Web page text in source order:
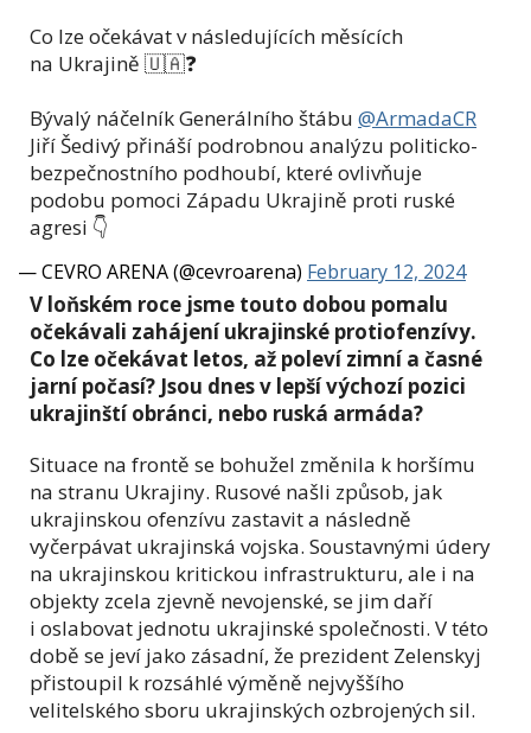
Co lze očekávat v následujících měsících
na Ukrajině 🇺🇦❓
Bývalý náčelník Generálního štábu @ArmadaCR
Jiří Šedivý přináší podrobnou analýzu politicko-
bezpečnostního podhoubí, které ovlivňuje
podobu pomoci Západu Ukrajině proti ruské
agresi 👇
— CEVRO ARENA (@cevroarena) February 12, 2024
V loňském roce jsme touto dobou pomalu
očekávali zahájení ukrajinské protiofenzívy.
Co lze očekávat letos, až poleví zimní a časné
jarní počasí? Jsou dnes v lepší výchozí pozici
ukrajinští obránci, nebo ruská armáda?
Situace na frontě se bohužel změnila k horšímu
na stranu Ukrajiny. Rusové našli způsob, jak
ukrajinskou ofenzívu zastavit a následně
vyčerpávat ukrajinská vojska. Soustavnými údery
na ukrajinskou kritickou infrastrukturu, ale i na
objekty zcela zjevně nevojenské, se jim daří
i oslabovat jednotu ukrajinské společnosti. V této
době se jeví jako zásadní, že prezident Zelenskyj
přistoupil k rozsáhlé výměně nejvyššího
velitelského sboru ukrajinských ozbrojených sil.